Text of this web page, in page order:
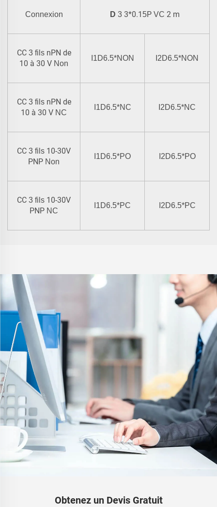
Connexion D 3 3*0.1 5P VC 2 m
CC 3 fils nPN de
10 à 30 V Non
I1D6.5*NON I2D6.5*NON
CC 3 fils nPN de
10 à 30 V NC
I1D6.5*NC I2D6.5*NC
CC 3 fils 10-30V
PNP Non
I1D6.5*PO I2D6.5*PO
CC 3 fils 10-30V
PNP NC
I1D6.5*PC I2D6.5*PC
Obtenez un Devis Gratuit